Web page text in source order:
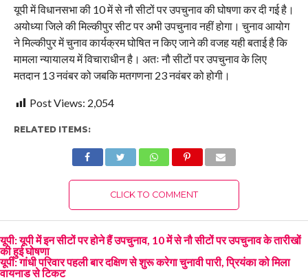
यूपी में विधानसभा की 10 में से नौ सीटों पर उपचुनाव की घोषणा कर दी गई है।
अयोध्या जिले की मिल्कीपुर सीट पर अभी उपचुनाव नहीं होगा। चुनाव आयोग
ने मिल्कीपुर में चुनाव कार्यक्रम घोषित न किए जाने की वजह यही बताई है कि
मामला न्यायालय में विचाराधीन है। अतः नौ सीटों पर उपचुनाव के लिए
मतदान 13 नवंबर को जबकि मतगणना 23 नवंबर को होगी।
Post Views: 2,054
RELATED ITEMS:
CLICK TO COMMENT
यूपी: यूपी में इन सीटों पर होने हैं उपचुनाव, 10 में से नौ सीटों पर उपचुनाव के तारीखों
की हुई घोषणा
यूपी: गांधी परिवार पहली बार दक्षिण से शुरू करेगा चुनावी पारी, प्रियंका को मिला
वायनाड से टिकट